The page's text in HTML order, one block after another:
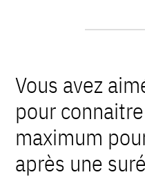
Vous avez
pour
maximum
après une